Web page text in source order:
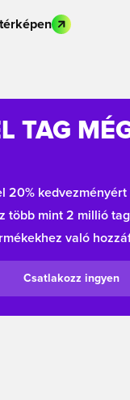
TAG
20% kedvezményért
több mint 2 millió
való
Csatlakozz ingyen